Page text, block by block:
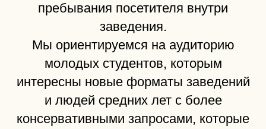
пребывания посетителя внутри
заведения.
Мы ориентируемся на аудиторию
молодых студентов, которым
интересны новые форматы заведений
и людей средних лет с более
консервативными запросами, которые